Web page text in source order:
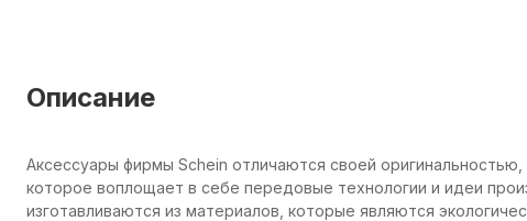
Описание
Аксессуары фирмы Schein отличаются своей
которое воплощает в себе передовые технологии и идеи
изготавливаются из материалов, которые являются